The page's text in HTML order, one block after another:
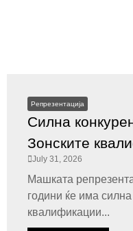
Репрезентација
Силна
Зонските
July 31, 2026
Машката
години ќе има
квалификации...